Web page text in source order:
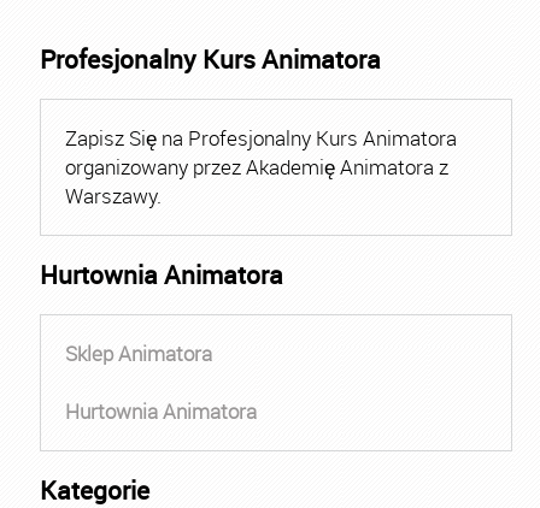
Profesjonalny Kurs Animatora
Zapisz Się na Profesjonalny Kurs Animatora
organizowany przez Akademię Animatora z
Warszawy.
Hurtownia Animatora
Sklep Animatora
Hurtownia Animatora
Kategorie